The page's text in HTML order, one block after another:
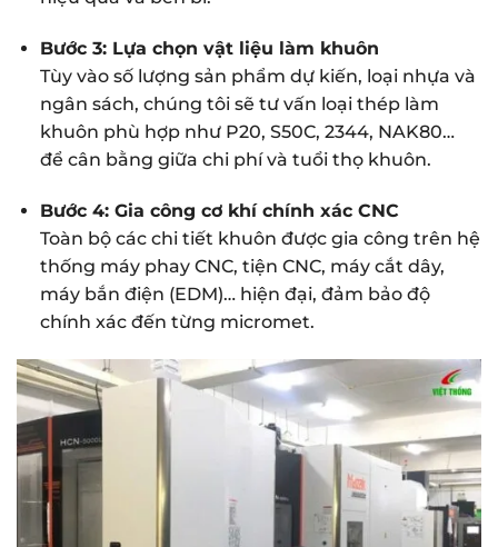
Bước 3: Lựa chọn vật liệu làm khuôn
Tùy vào số lượng sản phẩm dự kiến, loại nhựa và
ngân sách, chúng tôi sẽ tư vấn loại thép làm
khuôn phù hợp như P20, S50C, 2344, NAK80…
để cân bằng giữa chi phí và tuổi thọ khuôn.
Bước 4: Gia công cơ khí chính xác CNC
Toàn bộ các chi tiết khuôn được gia công trên hệ
thống máy phay CNC, tiện CNC, máy cắt dây,
máy bắn điện (EDM)… hiện đại, đảm bảo độ
chính xác đến từng micromet.